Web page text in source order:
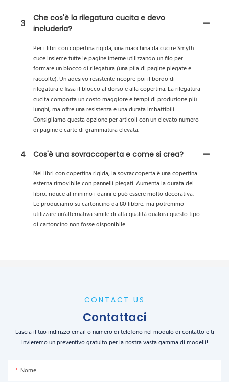
3
Che cos'è la rilegatura cucita e devo
includerla?
Per i libri con copertina rigida, una macchina da cucire Smyth
cuce insieme tutte le pagine interne utilizzando un filo per
formare un blocco di rilegatura (una pila di pagine piegate e
raccolte). Un adesivo resistente ricopre poi il bordo di
rilegatura e fissa il blocco al dorso e alla copertina. La rilegatura
cucita comporta un costo maggiore e tempi di produzione più
lunghi, ma offre una resistenza e una durata imbattibili.
Consigliamo questa opzione per articoli con un elevato numero
di pagine e carte di grammatura elevata.
4
Cos'è una sovraccoperta e come si crea?
Nei libri con copertina rigida, la sovraccoperta è una copertina
esterna rimovibile con pannelli piegati. Aumenta la durata del
libro, riduce al minimo i danni e può essere molto decorativa.
Le produciamo su cartoncino da 80 libbre, ma potremmo
utilizzare un'alternativa simile di alta qualità qualora questo tipo
di cartoncino non fosse disponibile.
CONTACT US
Contattaci
Lascia il tuo indirizzo email o numero di telefono nel modulo di contatto e ti
invieremo un preventivo gratuito per la nostra vasta gamma di modelli!
Nome